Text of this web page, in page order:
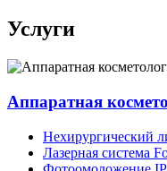
Услуги
Аппаратная
Нехирургический
Лазерная система